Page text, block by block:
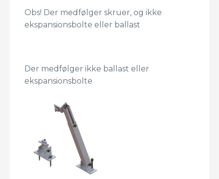
Obs! Der medfølger skruer, og ikke
ekspansionsbolte eller ballast
Der medfølger ikke ballast eller
ekspansionsbolte